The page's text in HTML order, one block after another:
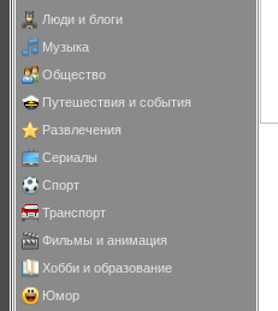
Люди и блоги
Музыка
Общество
Путешествия и события
Развлечения
Сериалы
Спорт
Транспорт
Фильмы и анимация
Хобби и образование
Юмор